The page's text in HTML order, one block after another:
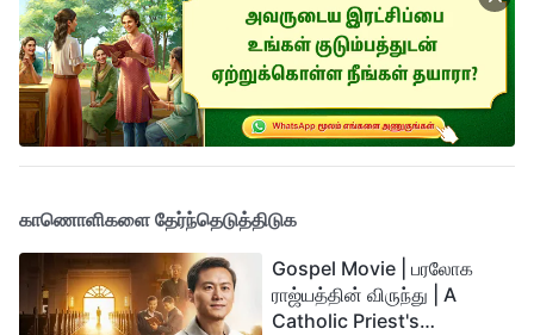
காணொளிகளை தேர்ந்தெடுத்திடுக
Gospel Movie | பரலோக
ராஜ்யத்தின் விருந்து | A
Catholic Priest's